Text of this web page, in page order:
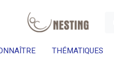
THÉMATIQUES